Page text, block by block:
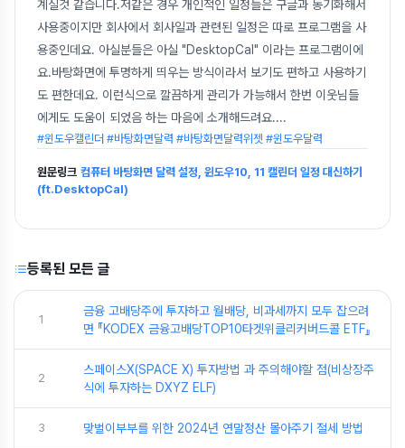
계실것 같습니다.저같은 경우 개인적인 일정들은 구글과 동기화해서
사용중이지만 회사에서 회사일과 관련된 일정은 따로 프로그램을 사
용중인데요. 아실분들은 아실 "DesktopCal" 이라는 프로그램이에
요.바탕화면에 투명하게 띄우는 방식이라서 보기도 편하고 사용하기
도 편한데요. 이런식으로 깔끔하게 관리가 가능해서 한번 이웃님들
에게도 도움이 되었음 하는 마음에 소개해드려요....
#윈도우캘린더 #바탕화면달력 #바탕화면달력위젯 #윈도우달력
원문링크 컴퓨터 바탕화면 달력 설정, 윈도우10, 11 캘린더 일정 대신하기
(ft.DesktopCal)
등록된 모든 글
1
금융 고배당주에 투자하고 월배당, 비과세까지 모두 잡으려
면 『KODEX 금융고배당TOP10타겟위클리커버드콜 ETF』
2
스페이스X(SPACE X) 투자방법 과 주의해야할 점(비상장주
식에 투자하는 DXYZ ELF)
3 맞벌이부부를 위한 2024년 연말정산 몰아주기 절세 방법